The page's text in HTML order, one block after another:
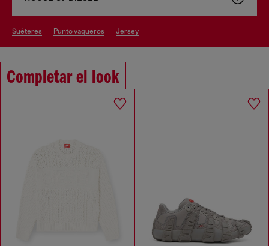
suéteres punto vaqueros jersey
Completar el look